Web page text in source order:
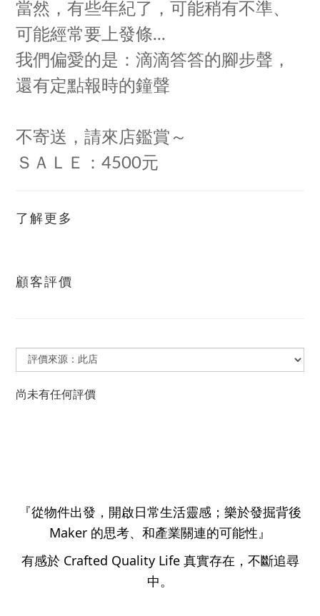
當然，有些年紀了，可能稍有不準、
可能經常要上發條...
我們偏愛的是：滴滴答答的腳步聲，
還有定點報時的鐘聲
不寄送，請來店鑑賞～
ＳＡＬＥ：4500元
了解更多
顧客評價
尚未有任何評價
『從物件出發，開啟日常生活靈感；樂於發掘背後
Maker 的思考、和產業關連的可能性』
有感於 Crafted Quality Life 真實存在，不斷追尋
中。